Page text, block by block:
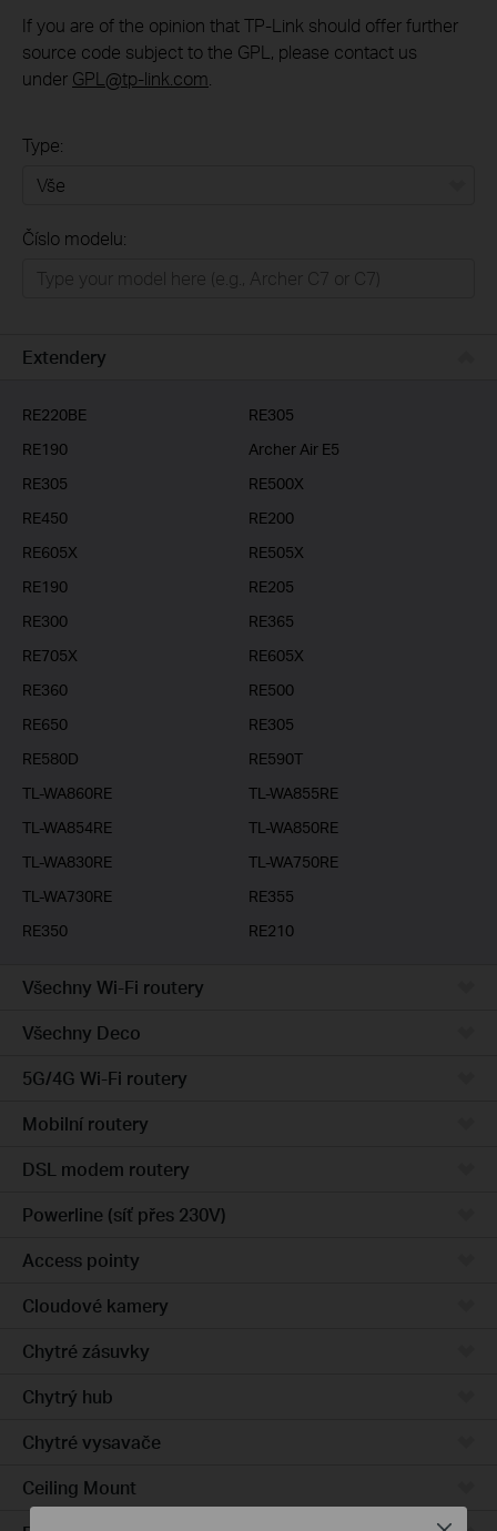
If you are of the opinion that TP-Link should offer further
source code subject to the GPL, please contact us
under GPL@tp-link.com
Type:
Business
Číslo modelu:
Extendery
RE220BE
RE305
RE190
Archer Air E5
RE305
RE500X
RE450
RE200
RE605X
RE505X
RE190
RE205
RE300
RE365
RE705X
RE605X
RE360
RE500
RE650
RE305
RE580D
RE590T
TL-WA860RE
TL-WA855RE
TL-WA854RE
TL-WA850RE
TL-WA830RE
TL-WA750RE
TL-WA730RE
RE355
RE350
RE210
Všechny Wi-Fi routery
Všechny Deco
5G/4G Wi-Fi routery
Mobilní routery
DSL modem routery
Powerline (síť přes 230V)
Access pointy
Cloudové kamery
Chytré zásuvky
Chytrý hub
Chytré vysavače
Ceiling Mount